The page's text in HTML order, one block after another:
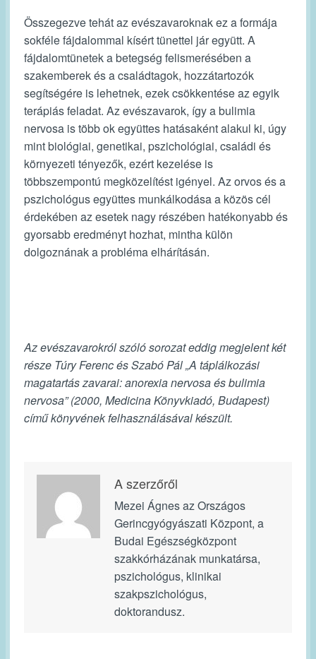
Összegezve tehát az evészavaroknak ez a formája
sokféle fájdalommal kísért tünettel jár együtt. A
fájdalomtünetek a betegség felismerésében a
szakemberek és a családtagok, hozzátartozók
segítségére is lehetnek, ezek csökkentése az egyik
terápiás feladat. Az evészavarok, így a bulimia
nervosa is több ok együttes hatásaként alakul ki, úgy
mint biológiai, genetikai, pszichológiai, családi és
környezeti tényezők, ezért kezelése is
többszempontú megközelítést igényel. Az orvos és a
pszichológus együttes munkálkodása a közös cél
érdekében az esetek nagy részében hatékonyabb és
gyorsabb eredményt hozhat, mintha külön
dolgoznának a probléma elhárításán.
Az evészavarokról szóló sorozat eddig megjelent két
része Túry Ferenc és Szabó Pál „A táplálkozási
magatartás zavarai: anorexia nervosa és bulimia
nervosa” (2000, Medicina Könyvkiadó, Budapest)
című könyvének felhasználásával készült.
A szerzőről
Mezei Ágnes az Országos
Gerincgyógyászati Központ, a
Budai Egészségközpont
szakkórházának munkatársa,
pszichológus, klinikai
szakpszichológus,
doktorandusz.